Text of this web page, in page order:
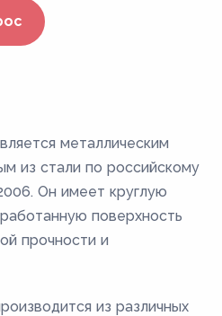
металлическим
из стали по российскому
Он имеет круглую
поверхность
прочности и
из различных